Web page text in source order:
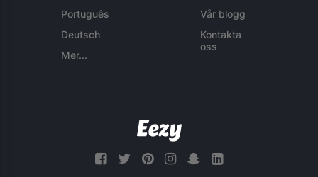
Português
Deutsch
Mer...
Vår blogg
Kontakta
oss